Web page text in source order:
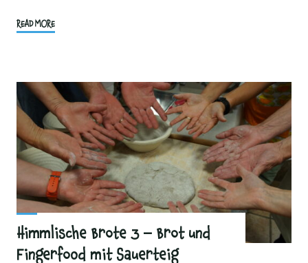
READ MORE"Hof
Himmlische Brote 3 – Brot und
Fingerfood mit Sauerteig